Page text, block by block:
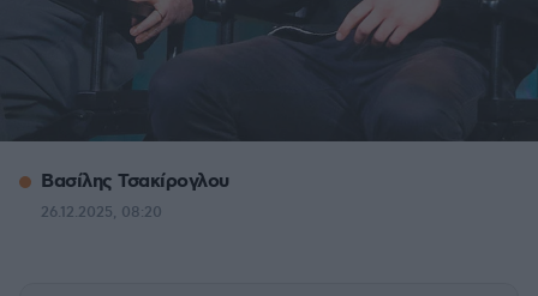
Βασίλης Τσακίρογλου
26.12.2025, 08:20